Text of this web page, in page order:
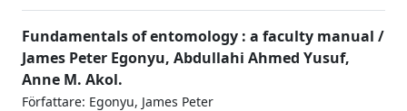
Fundamentals of entomology : a faculty manual /
James Peter Egonyu, Abdullahi Ahmed Yusuf,
Anne M. Akol.
Författare: Egonyu, James Peter